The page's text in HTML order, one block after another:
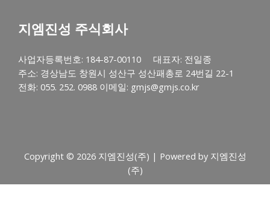
지엠진성 주식회사
사업자등록번호: 184-87-00110 대표자: 전일종
주소: 경상남도 창원시 성산구 성산패총로 24번길 22-1
전화: 055. 252. 0988 이메일: gmjs@gmjs.co.kr
Copyright © 2026 지엠진성(주) | Powered by 지엠진성
(주)